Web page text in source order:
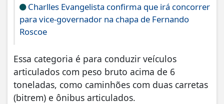
Charlles Evangelista confirma que irá concorrer
para vice-governador na chapa de Fernando
Roscoe
Essa categoria é para conduzir veículos
articulados com peso bruto acima de 6
toneladas, como caminhões com duas carretas
(bitrem) e ônibus articulados.